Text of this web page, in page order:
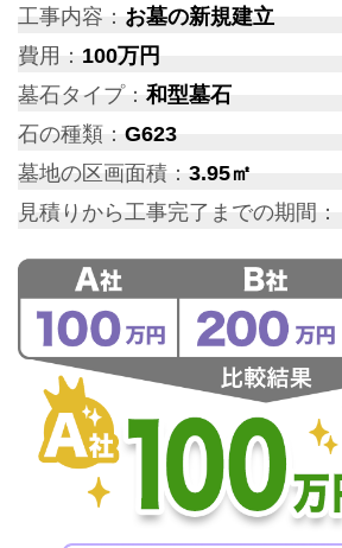
工事内容： お墓の新規建立
費用： 100万円
墓石タイプ：和型墓石
石の種類： G623
墓地の区画面積： 3.95㎡
見積りから工事完了までの期間：